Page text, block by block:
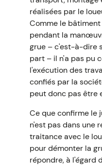
réalisées par le
Comme le
pendant la
grue – c'est-à-dire
part – il n'a pas pu
l'exécution des
confiés par la
peut donc pas être
Ce que confirme le
n'est pas dans une
traitance avec le
pour démonter la
répondre, à l'égard